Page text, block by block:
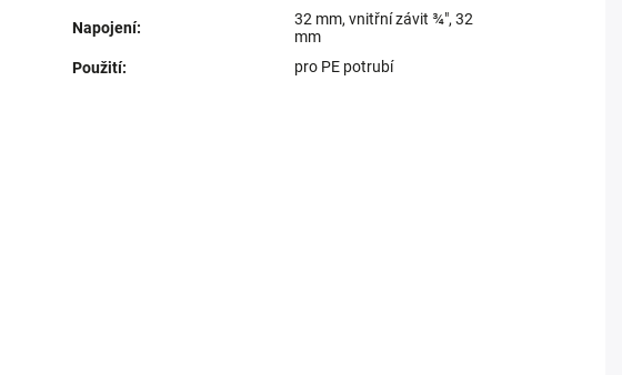
Napojení:
32 mm, vnitřní závit ¾", 32
mm
Použití: pro PE potrubí